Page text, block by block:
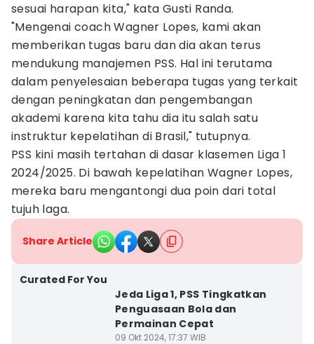
sesuai harapan kita," kata Gusti Randa.
"Mengenai coach Wagner Lopes, kami akan
memberikan tugas baru dan dia akan terus
mendukung manajemen PSS. Hal ini terutama
dalam penyelesaian beberapa tugas yang terkait
dengan peningkatan dan pengembangan
akademi karena kita tahu dia itu salah satu
instruktur kepelatihan di Brasil," tutupnya.
PSS kini masih tertahan di dasar klasemen Liga 1
2024/2025. Di bawah kepelatihan Wagner Lopes,
mereka baru mengantongi dua poin dari total
tujuh laga.
Share Article
Curated For You
Jeda Liga 1, PSS Tingkatkan
Penguasaan Bola dan
Permainan Cepat
09 Okt 2024, 17:37 WIB